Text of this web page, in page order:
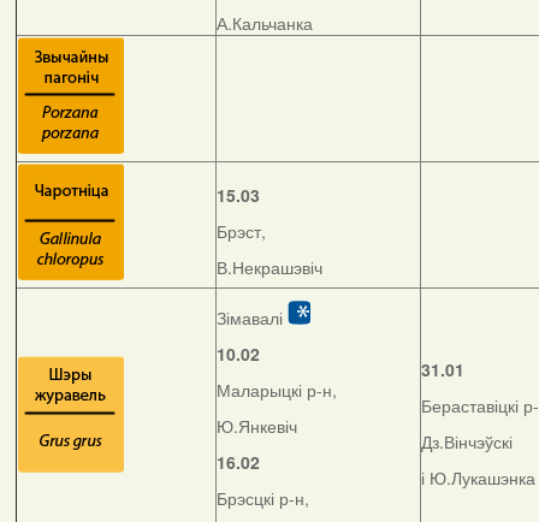
А.Кальчанка
15.03
Брэст,
В.Некрашэвіч
Зімавалі
10.02
Маларыцкі р-н,
Ю.Янкевіч
16.02
Брэсцкі р-н,
31.01
Бераставіцкі
Дз.Вінчэўскі
і Ю.Лукашэнка